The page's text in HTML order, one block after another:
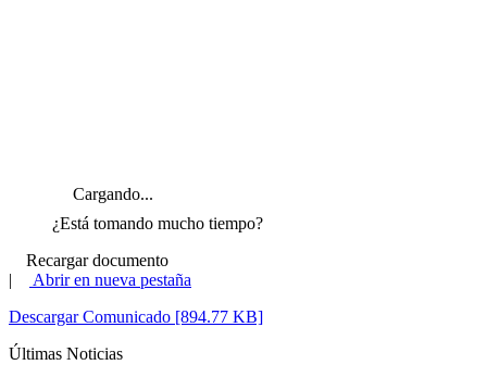
Cargando...
¿Está tomando mucho tiempo?
Recargar documento
|
Abrir en nueva pestaña
Descargar Comunicado [894.77 KB]
Últimas Noticias